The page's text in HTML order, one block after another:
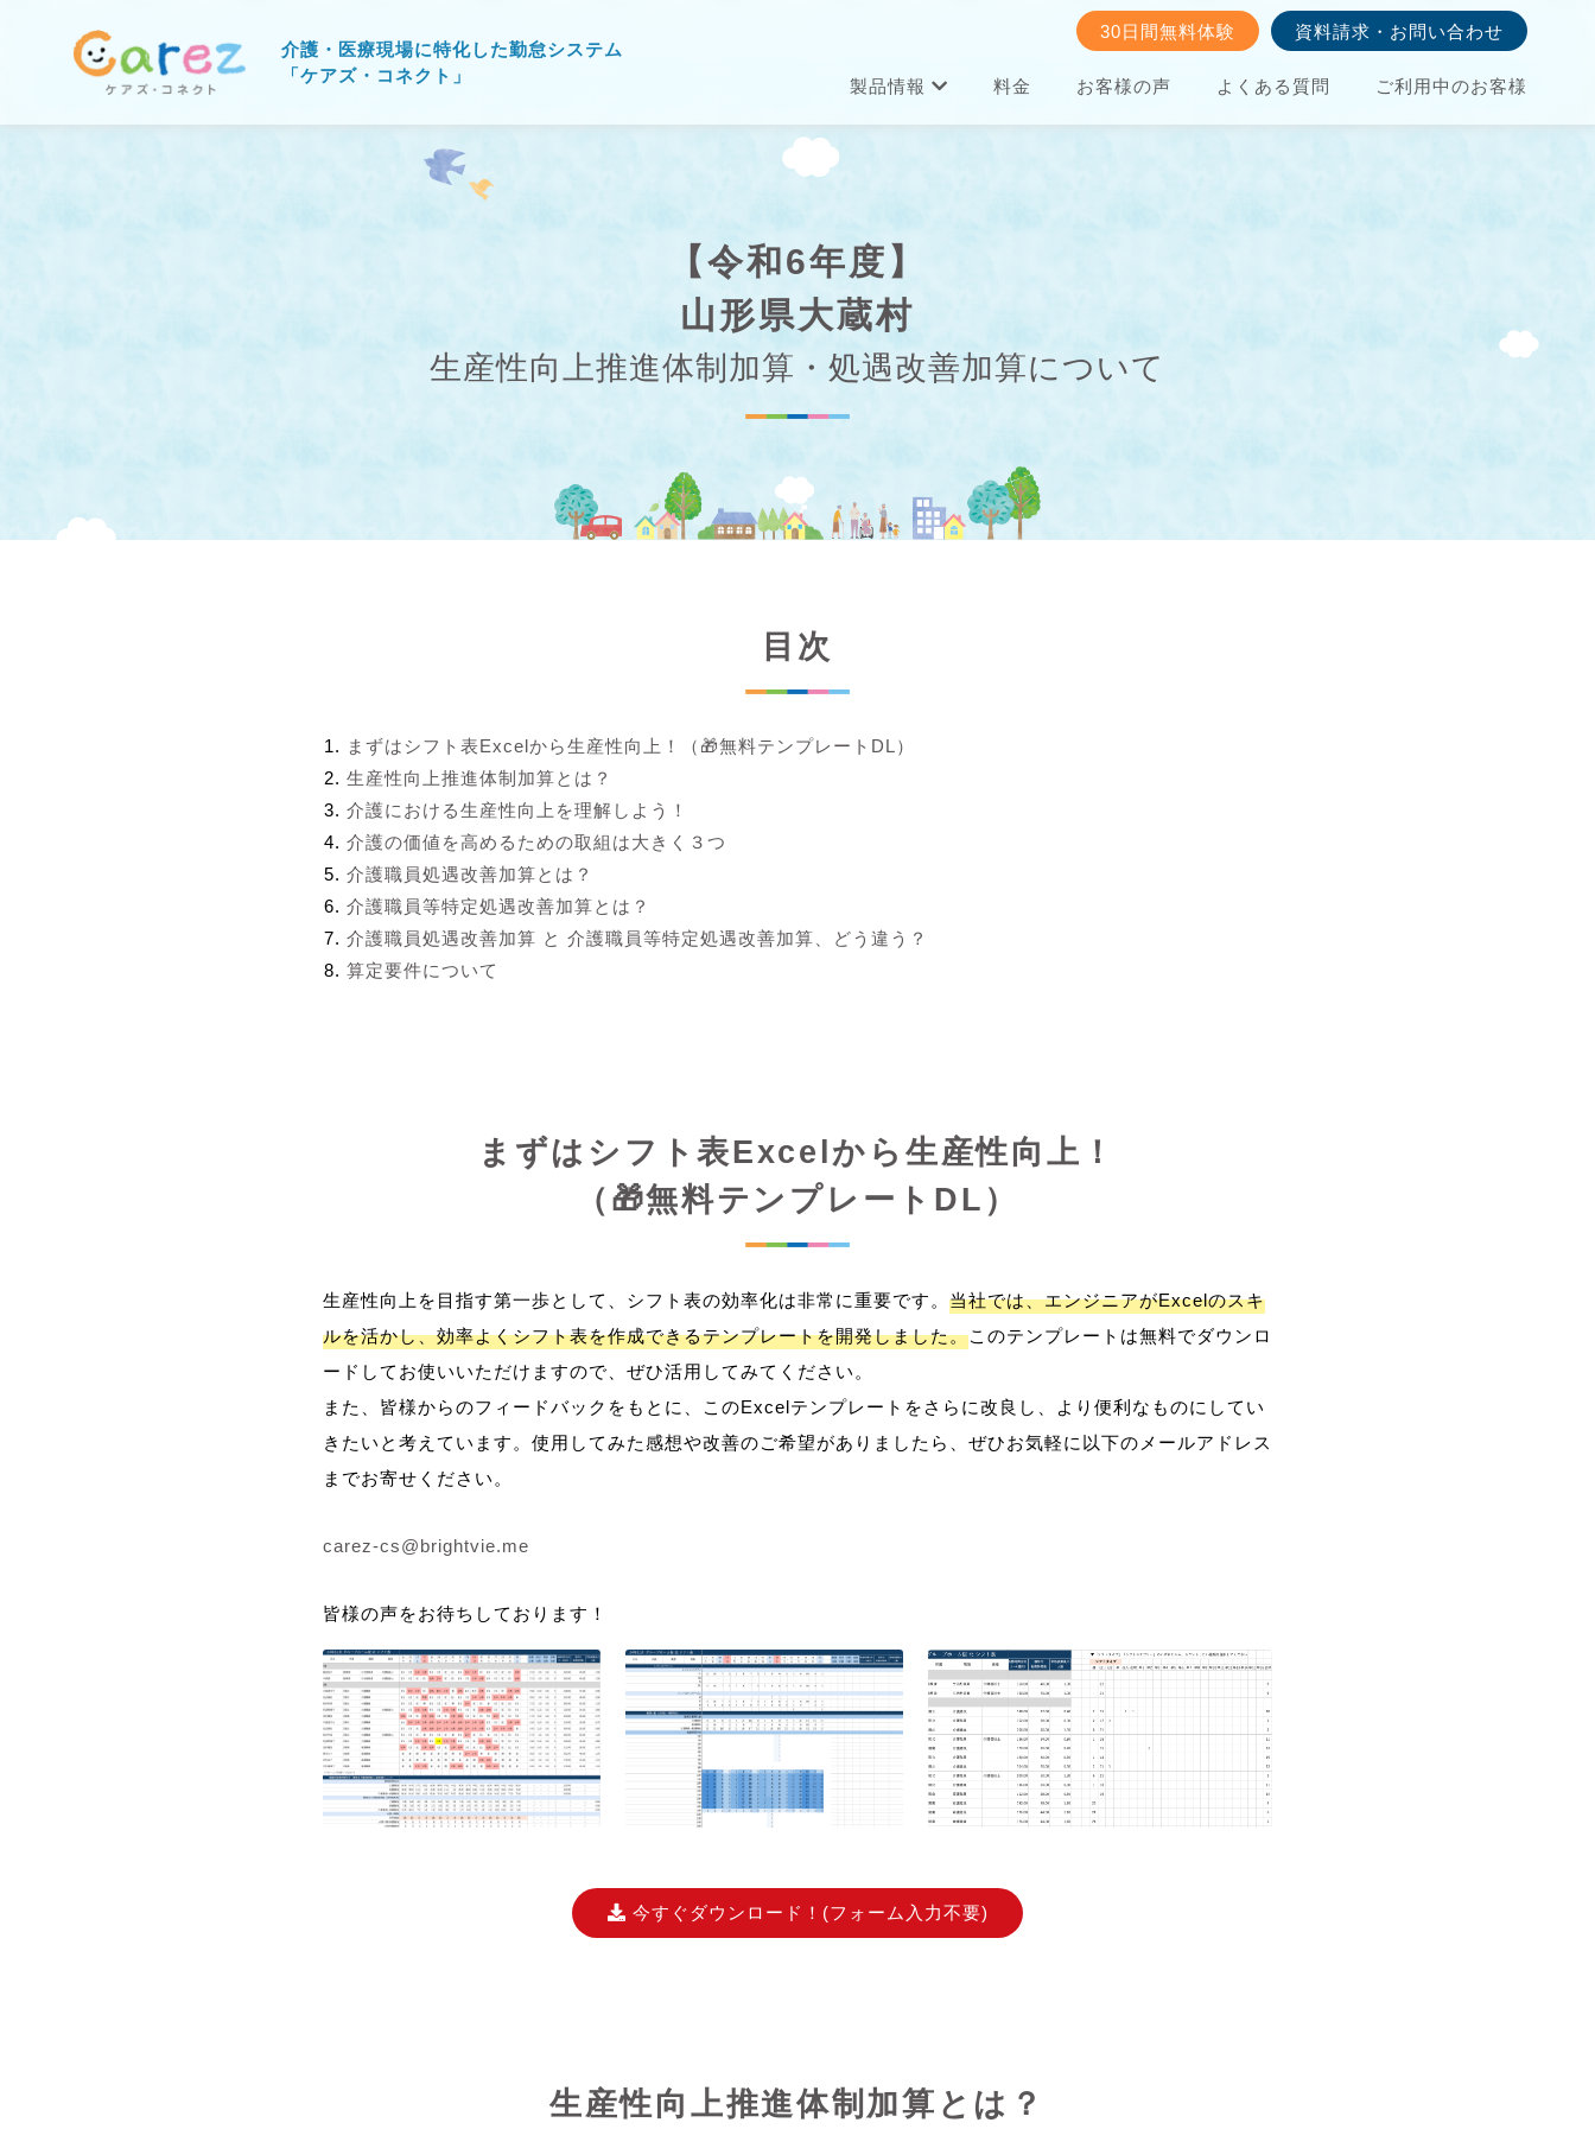
介護・医療現場に特化した勤怠システム
「ケアズ・コネクト」
製品情報 料金 お客様の声 よくある質問 ご利用中のお客様
30日間無料体験 資料請求・お問い合わせ
【令和6年度】
山形県大蔵村
生産性向上推進体制加算・処遇改善加算について
目次
まずはシフト表Excelから生産性向上！（🎁無料テンプレートDL）
生産性向上推進体制加算とは？
介護における生産性向上を理解しよう！
介護の価値を高めるための取組は大きく３つ
介護職員処遇改善加算とは？
介護職員等特定処遇改善加算とは？
介護職員処遇改善加算 と 介護職員等特定処遇改善加算、どう違う？
算定要件について
まずはシフト表Excelから生産性向上！
（🎁無料テンプレートDL）
生産性向上を目指す第一歩として、シフト表の効率化は非常に重要です。 当社では、エンジニアがExcelのスキ
ルを活かし、効率よくシフト表を作成できるテンプレートを開発しました。このテンプレートは無料でダウンロ
ードしてお使いいただけますので、ぜひ活用してみてください。
また、皆様からのフィードバックをもとに、このExcelテンプレートをさらに改良し、より便利なものにしてい
きたいと考えています。使用してみた感想や改善のご希望がありましたら、ぜひお気軽に以下のメールアドレス
までお寄せください。
carez-cs@brightvie.me
皆様の声をお待ちしております！
今すぐダウンロード！ (フォーム入力不要)
生産性向上推進体制加算とは？